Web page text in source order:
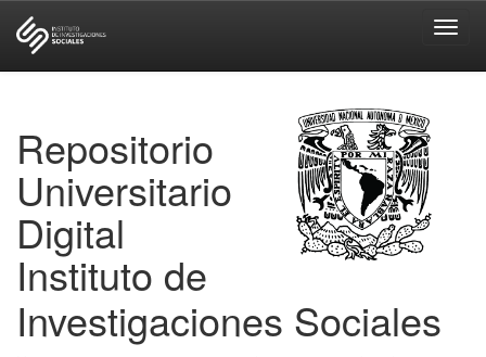
Repositorio
Universitario
Digital
Instituto de
Investigaciones Sociales